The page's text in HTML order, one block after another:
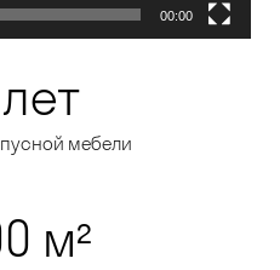
00:00
мебели
м²